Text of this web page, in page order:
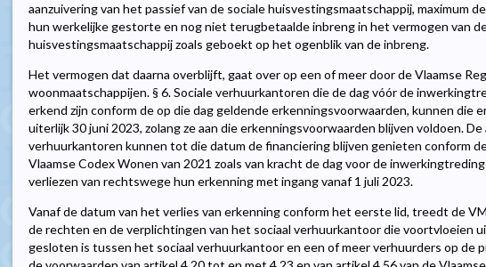
aanzuivering van het passief van de sociale huisvestingsmaatschappij, maximum
hun werkelijke gestorte en nog niet terugbetaalde inbreng in het vermogen van
huisvestingsmaatschappij zoals geboekt op het ogenblik van de inbreng.
Het vermogen dat daarna overblijft, gaat over op een of meer door de Vlaamse
woonmaatschappijen. § 6. Sociale verhuurkantoren die de dag vóór de
erkend zijn conform de op die dag geldende erkenningsvoorwaarden, kunnen die
uiterlijk 30 juni 2023, zolang ze aan die erkenningsvoorwaarden blijven voldoen.
verhuurkantoren kunnen tot die datum de financiering blijven genieten conform
Vlaamse Codex Wonen van 2021 zoals van kracht de dag voor de
verliezen van rechtswege hun erkenning met ingang vanaf 1 juli 2023.
Vanaf de datum van het verlies van erkenning conform het eerste lid, treedt de
de rechten en de verplichtingen van het sociaal verhuurkantoor die voortvloeien
gesloten is tussen het sociaal verhuurkantoor en een of meer verhuurders op de